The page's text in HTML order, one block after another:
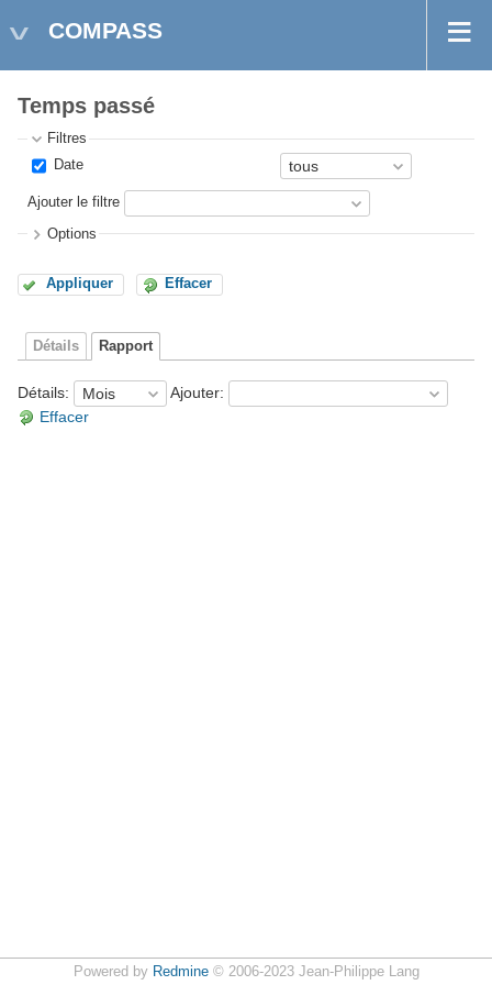
COMPASS
Temps passé
Filtres
Date
Ajouter le filtre
Options
Appliquer Effacer
Détails Rapport
Détails: Ajouter:
Effacer
Powered by Redmine© 2006-2023 Jean-Philippe Lang